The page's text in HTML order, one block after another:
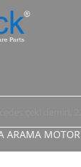
ARAMA